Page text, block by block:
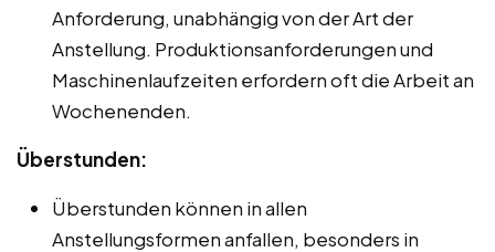
Anforderung, unabhängig von der Art der
Anstellung. Produktionsanforderungen und
Maschinenlaufzeiten erfordern oft die Arbeit an
Wochenenden.
Überstunden:
Überstunden können in allen
Anstellungsformen anfallen, besonders in